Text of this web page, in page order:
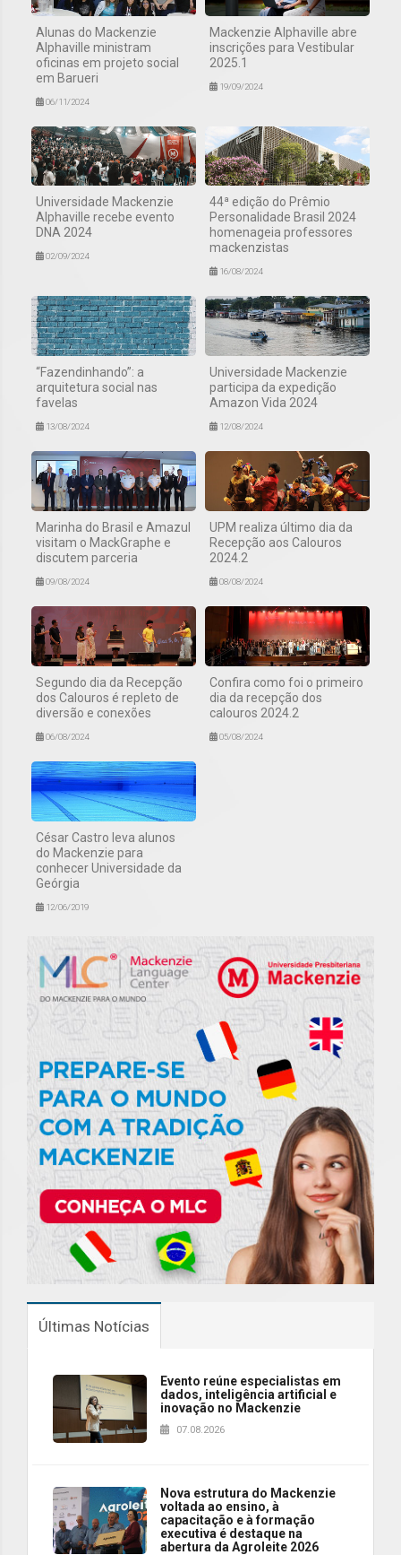
Alunas do Mackenzie
Alphaville ministram
oficinas em projeto social
em Barueri
06/11/2024
Mackenzie Alphaville abre
inscrições para Vestibular
2025.1
19/09/2024
Universidade Mackenzie
Alphaville recebe evento
DNA 2024
02/09/2024
44ª edição do Prêmio
Personalidade Brasil 2024
homenageia professores
mackenzistas
16/08/2024
“Fazendinhando”: a
arquitetura social nas
favelas
13/08/2024
Universidade Mackenzie
participa da expedição
Amazon Vida 2024
12/08/2024
Marinha do Brasil e Amazul
visitam o MackGraphe e
discutem parceria
09/08/2024
UPM realiza último dia da
Recepção aos Calouros
2024.2
08/08/2024
Segundo dia da Recepção
dos Calouros é repleto de
diversão e conexões
06/08/2024
Confira como foi o primeiro
dia da recepção dos
calouros 2024.2
05/08/2024
César Castro leva alunos
do Mackenzie para
conhecer Universidade da
Geórgia
12/06/2019
Últimas Notícias
Evento reúne especialistas em
dados, inteligência artificial e
inovação no Mackenzie
07.08.2026
Nova estrutura do Mackenzie
voltada ao ensino, à
capacitação e à formação
executiva é destaque na
abertura da Agroleite 2026